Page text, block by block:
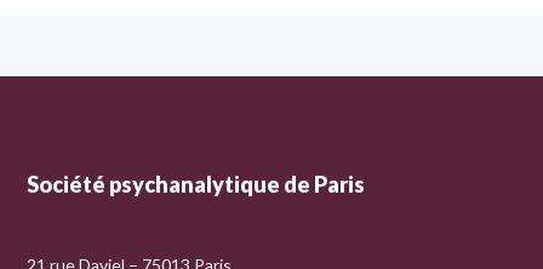
Société psychanalytique de Paris
21 rue Daviel – 75013 Paris